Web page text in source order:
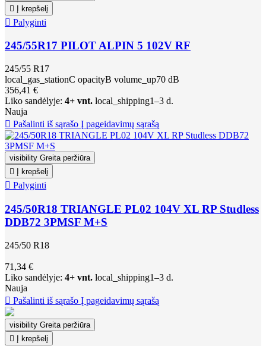
 Į krepšelį
 Palyginti
245/55R17 PILOT ALPIN 5 102V RF
245/55 R17
local_gas_stationC opacityB volume_up70 dB
356,41 €
Liko sandėlyje: 4+ vnt. local_shipping1–3 d.
Nauja
 Pašalinti iš sąrašo Į pageidavimų sąrašą
visibility Greita peržiūra

Į krepšelį
 Palyginti
245/50R18 TRIANGLE PL02 104V XL RP Studless
DDB72 3PMSF M+S
245/50 R18
71,34 €
Liko sandėlyje: 4+ vnt. local_shipping1–3 d.
Nauja
 Pašalinti iš sąrašo Į pageidavimų sąrašą
visibility Greita peržiūra
 Į krepšelį